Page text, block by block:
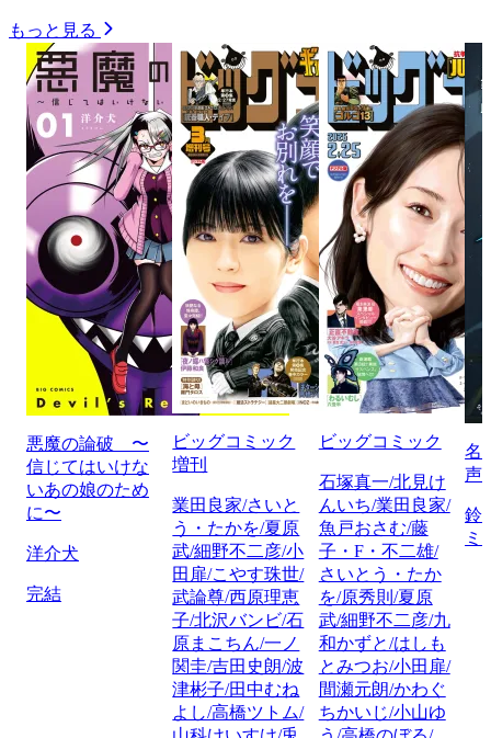
もっと見る
悪魔の論破 〜
信じてはいけな
いあの娘のため
に〜
洋介犬
完結
ビッグコミック
増刊
業田良家/さいと
う・たかを/夏原
武/細野不二彦/小
田扉/こやす珠世/
武論尊/西原理恵
子/北沢バンビ/石
原まこちん/一ノ
関圭/吉田史朗/波
津彬子/田中むね
よし/高橋ツトム/
ビッグコミック
石塚真一/北見け
んいち/業田良家/
魚戸おさむ/藤
子・F・不二雄/
さいとう・たか
を/原秀則/夏原
武/細野不二彦/九
和かずと/はしも
とみつお/小田扉/
間瀬元朗/かわぐ
ちかいじ/小山ゆ
名
声
鈴
ミ